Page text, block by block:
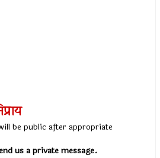
be public after appropriate
us a private message.